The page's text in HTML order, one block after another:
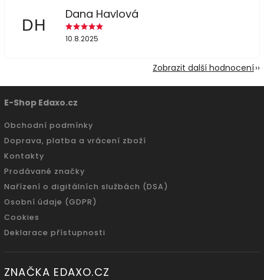
DH
Dana Havlová
10.8.2025
Zobrazit další hodnocení
E-Shop Edaxo.cz
Obchodní podmínky
Doprava, platba a vrácení zboží
Kontakty
Prodávané značky
Nařízení o digitálních službách (DSA)
Osobní údaje (GDPR)
Cookies
Deklarace přístupnosti
ZNAČKA EDAXO.CZ